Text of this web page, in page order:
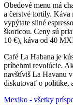
Obedové menu má
a čerstvé tortily.
vypýtate silné
škoricou. Ceny sú
10 €), káva od 40
Café La Habana je
príbehmi revolúcie.
navštíviš La Havanu
diskutovať o politike,
Mexiko - všetky